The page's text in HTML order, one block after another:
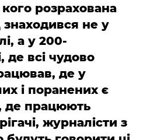
розрахована
не у
а у 200-
де всі чудово
де у
і поранених є
де працюють
журналісти з